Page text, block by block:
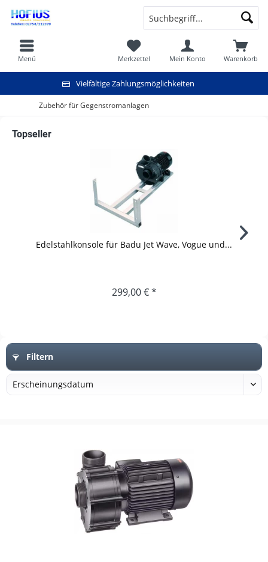
Vielfältige Zahlungsmöglichkeiten
Warenkorb
Merkzettel Mein Konto
Menü
Zubehör für Gegenstromanlagen
Topseller
Edelstahlkonsole für Badu Jet Wave, Vogue und...
299,00 € *
Filtern